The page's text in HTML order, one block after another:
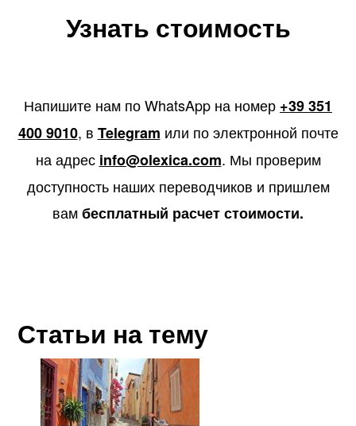
Узнать стоимость
Напишите нам по WhatsApp на номер +39 351
400 9010, в Telegram или по электронной почте
на адрес info@olexica.com. Мы проверим
доступность наших переводчиков и пришлем
вамбесплатный расчет стоимости.
Статьи на тему